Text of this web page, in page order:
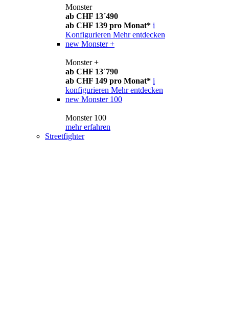
Monster
ab CHF 13´490
ab CHF 139 pro Monat* i
Konfigurieren Mehr entdecken
new Monster +
Monster +
ab CHF 13´790
ab CHF 149 pro Monat* i
konfigurieren Mehr entdecken
new Monster 100
Monster 100
mehr erfahren
Streetfighter